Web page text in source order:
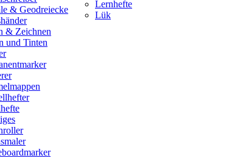
& Geodreiecke
& Zeichnen
und Tinten
Lernhefte
Lük